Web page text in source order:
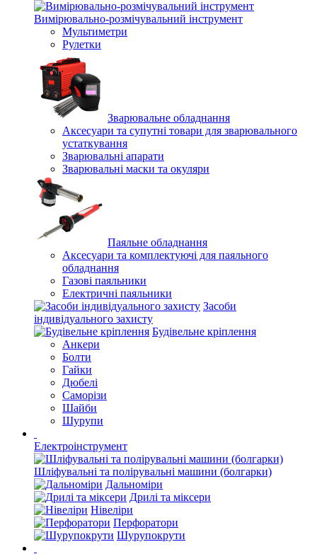
Вимірювально-розмічувальний інструмент
Мультиметри
Рулетки
Зварювальне обладнання
Аксесуари та супутні товари для зварювального
устаткування
Зварювальні апарати
Зварювальні маски та окуляри
Паяльне обладнання
Аксесуари та комплектуючі для паяльного
обладнання
Газові паяльники
Електричні паяльники
Засоби
індивідуального захисту
Будівельне кріплення
Анкери
Болти
Гайки
Дюбелі
Саморізи
Шайби
Шурупи
Електроінструмент
Шліфувальні та полірувальні машини (болгарки)
Дальноміри
Дрилі та міксери
Нівеліри
Перфоратори
Шурупокрути